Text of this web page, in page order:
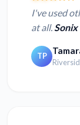
I've used
at all.
TP